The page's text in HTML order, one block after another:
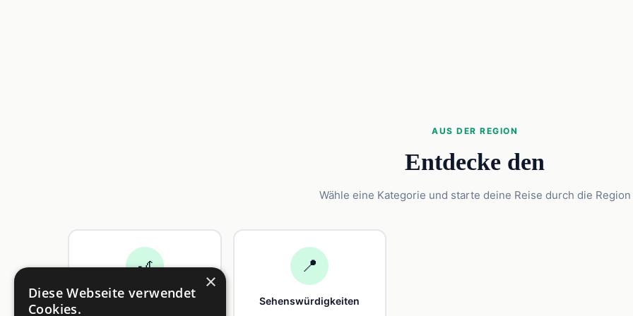
AUS DER REGION
Entdecke den
Wähle eine Kategorie und starte deine Reise durch die Region
🎢
Freizeit
📍
Sehenswürdigkeiten
×
Diese Webseite verwendet
Cookies.